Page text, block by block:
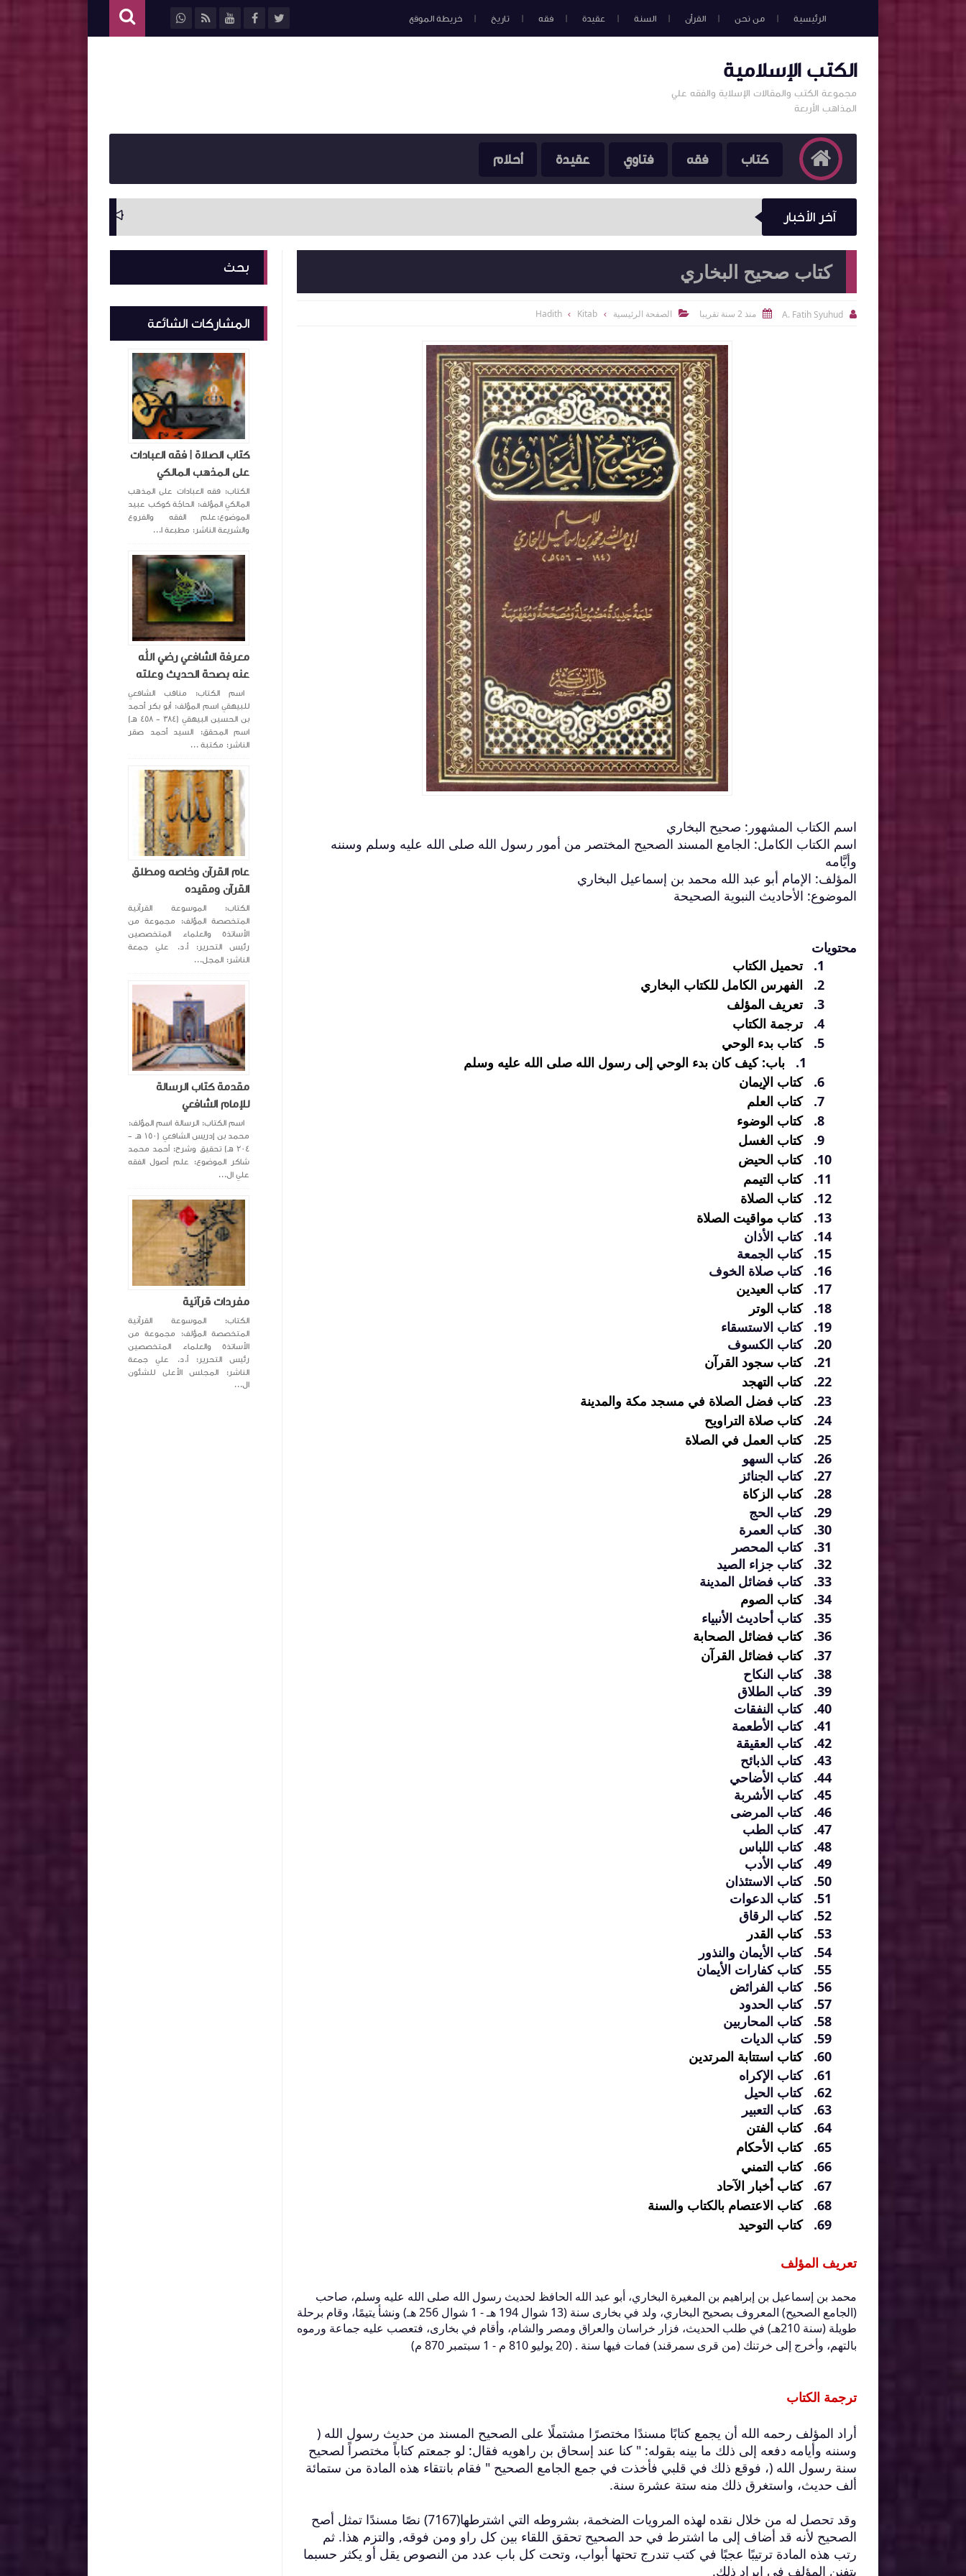
الرئيسية من نحن القرأن السنة عقيدة فقه تاريخ خريطة الموقع
الكتب الإسلامية
مجموعة الكتب والمقالات الإسلاية والفقه علي
المذاهب الأربعة
كتاب فقه فتاوي عقيدة أحلام
آخر الأخبار
كتاب صحيح البخاري

A. Fatih Syuhud
 منذ 2 سنة تقريبا  الصفحة الرئيسية Hadith Kitab
اسم الكتاب المشهور: صحيح البخاري
اسم الكتاب الكامل: الجامع المسند الصحيح المختصر من أمور رسول الله صلى الله عليه وسلم وسننه
وأيَّامه
المؤلف: الإمام أبو عبد الله محمد بن إسماعيل البخاري
الموضوع: الأحاديث النبوية الصحيحة
محتويات
تحميل الكتاب
الفهرس الكامل للكتاب البخاري
تعريف المؤلف
ترجمة الكتاب
كتاب بدء الوحي
باب: كيف كان بدء الوحي إلى رسول الله صلى الله عليه وسلم
كتاب الإيمان
كتاب العلم
كتاب الوضوء
كتاب الغسل
كتاب الحيض
كتاب التيمم
كتاب الصلاة
كتاب مواقيت الصلاة
كتاب الأذان
كتاب الجمعة
كتاب صلاة الخوف
كتاب العيدين
كتاب الوتر
كتاب الاستسقاء
كتاب الكسوف
كتاب سجود القرآن
كتاب التهجد
كتاب فضل الصلاة في مسجد مكة والمدينة
كتاب صلاة التراويح
كتاب العمل في الصلاة
كتاب السهو
كتاب الجنائز
كتاب الزكاة
كتاب الحج
كتاب العمرة
كتاب المحصر
كتاب جزاء الصيد
كتاب فضائل المدينة
كتاب الصوم
كتاب أحاديث الأنبياء
كتاب فضائل الصحابة
كتاب فضائل القرآن
كتاب النكاح
كتاب الطلاق
كتاب النفقات
كتاب الأطعمة
كتاب العقيقة
كتاب الذبائح
كتاب الأضاحي
كتاب الأشربة
كتاب المرضى
كتاب الطب
كتاب اللباس
كتاب الأدب
كتاب الاستئذان
كتاب الدعوات
كتاب الرقاق
كتاب القدر
كتاب الأيمان والنذور
كتاب كفارات الأيمان
كتاب الفرائض
كتاب الحدود
كتاب المحاربين
كتاب الديات
كتاب استتابة المرتدين
كتاب الإكراه
كتاب الحيل
كتاب التعبير
كتاب الفتن
كتاب الأحكام
كتاب التمني
كتاب أخبار الآحاد
كتاب الاعتصام بالكتاب والسنة
كتاب التوحيد
تعريف المؤلف
محمد بن إسماعيل بن إبراهيم بن المغيرة البخاري، أبو عبد الله الحافظ لحديث رسول الله صلى الله عليه وسلم، صاحب
(الجامع الصحيح) المعروف بصحيح البخاري، ولد في بخارى سنة (13 شوال 194 هـ - 1 شوال 256 هـ) ونشأ يتيمًا، وقام برحلة
طويلة (سنة 210هـ) في طلب الحديث، فزار خراسان والعراق ومصر والشام، وأقام في بخارى، فتعصب عليه جماعة ورموه
بالتهم، وأخرج إلى خرتنك (من قرى سمرقند) فمات فيها سنة . (20 يوليو 810 م - 1 سبتمبر 870 م)
ترجمة الكتاب
أراد المؤلف رحمه الله أن يجمع كتابًا مسندًا مختصرًا مشتملًا على الصحيح المسند من حديث رسول الله (
وسننه وأيامه دفعه إلى ذلك ما بينه بقوله: " كنا عند إسحاق بن راهويه فقال: لو جمعتم كتاباً مختصراً لصحيح
سنة رسول الله (، فوقع ذلك في قلبي فأخذت في جمع الجامع الصحيح " فقام بانتقاء هذه المادة من ستمائة
ألف حديث، واستغرق ذلك منه ستة عشرة سنة.
وقد تحصل له من خلال نقده لهذه المرويات الضخمة، بشروطه التي اشترطها(7167) نصًا مسندًا تمثل أصح
الصحيح لأنه قد أضاف إلى ما اشترط في حد الصحيح تحقق اللقاء بين كل راو ومن فوقه, والتزم هذا. ثم
رتب هذه المادة ترتيبًا عجبًا في كتب تندرج تحتها أبواب، وتحت كل باب عدد من النصوص يقل أو يكثر حسبما
يتفنن المؤلف في إيراد ذلك.
بحث
المشاركات الشائعة
كتاب الصلاة | فقه العبادات
على المذهب المالكي
الكتاب: فقه العبادات على المذهب
المالكي المؤلف: الحاجّة كوكب عبيد
الموضوع:علم الفقه والفروع
والشريعة الناشر: مطبعة ا...
معرفة الشافعي رضي الله
عنه بصحة الحديث وعلته
اسم الكتاب: مناقب الشافعي
للبيهقي اسم المؤلف: أبو بكر أحمد
بن الحسين البيهقي (٣٨٤ - ٤٥٨ هـ)
اسم المحقق: السيد أحمد صقر
الناشر: مكتبة ...
عام القرآن وخاصه ومطلق
القرآن ومقيده
الكتاب: الموسوعة القرآنية
المتخصصة المؤلف: مجموعة من
الأساتذة والعلماء المتخصصين
رئيس التحرير: أ.د. علي جمعة
الناشر: المجل...
مقدمة كتاب الرسالة
للإمام الشافعي
اسم الكتاب: الرسالة اسم المؤلف:
محمد بن إدريس الشافعي (١٥٠ هـ -
٢٠٤ هـ) تحقيق وشرح: أحمد محمد
شاكر الموضوع: علم أصول الفقه
علي ال...
مفردات قرآنية
الكتاب: الموسوعة القرآنية
المتخصصة المؤلف: مجموعة من
الأساتذة والعلماء المتخصصين
رئيس التحرير: أ.د. علي جمعة
الناشر: المجلس الأعلى للشئون
ال...